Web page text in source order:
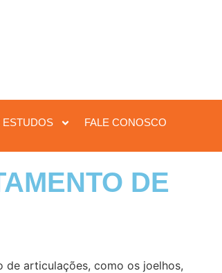
FALE CONOSCO
DE
articulações, como os joelhos,